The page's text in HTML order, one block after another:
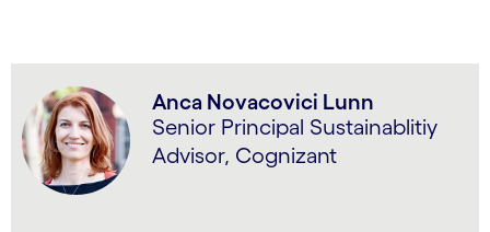
Anca Novacovici Lunn
Senior Principal Sustainablitiy
Advisor, Cognizant